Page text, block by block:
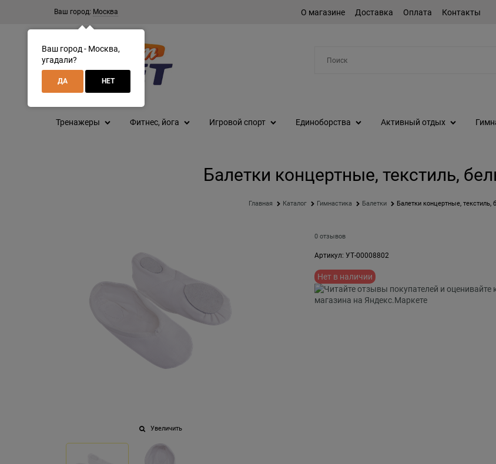
Ваш город: Москва О магазине Доставка Оплата Контакты
Тренажеры Фитнес, йога Игровой спорт Единоборства Активный отдых
Балетки концертные, текстиль,
Главная Каталог Гимнастика Балетки Балетки концертные, текстиль,
Увеличить
0 отзывов
Артикул: УТ-00008802
Нет в наличии
Ваш город - Москва,
угадали?
ДА НЕТ